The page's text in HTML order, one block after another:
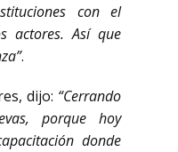
con el
actores. Así que
.
dijo: “Cerrando
porque hoy
donde